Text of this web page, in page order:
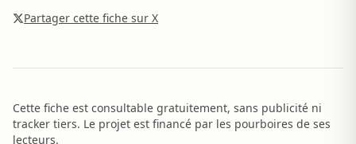
Partager cette fiche sur X
Cette fiche est consultable gratuitement, sans publicité ni
tracker tiers. Le projet est financé par les pourboires de ses
lecteurs.